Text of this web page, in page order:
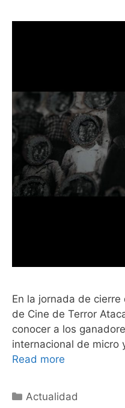
En la jornada de cierre
de Cine de Terror
conocer a los
internacional de micro
Read more
Actualidad